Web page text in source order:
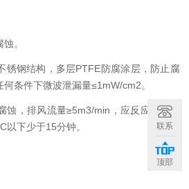
。
锈钢结构，多层PTFE防腐涂层，防止腐
条件下微波泄漏量≤1mW/cm2。
蚀，排风流量≥5m3/min，应反应结束后
以下少于15分钟。
联系
顶部